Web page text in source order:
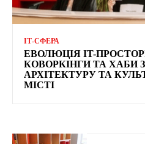
ІТ-СФЕРА
ЕВОЛЮЦІЯ IT-
КОВОРКІНГИ ТА ХАБИ
АРХІТЕКТУРУ ТА
МІСТІ